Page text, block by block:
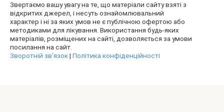
Звертаємо вашу увагу на те, що матеріали сайту взяті з
відкритих джерел, і несуть ознайомлювальний
характер і ні за яких умов не є публічною офертою або
методиками для лікування. Використання будь-яких
матеріалів, розміщених на сайті, дозволяється за умови
посилання на сайт.
Зворотній зв’язок| Політика конфіденційності